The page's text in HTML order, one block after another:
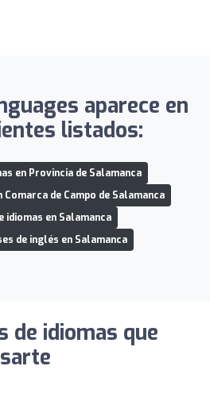
aparece en
listados:
en Provincia de Salamanca
Comarca de Campo de Salamanca
idiomas en Salamanca
de inglés en Salamanca
de idiomas que